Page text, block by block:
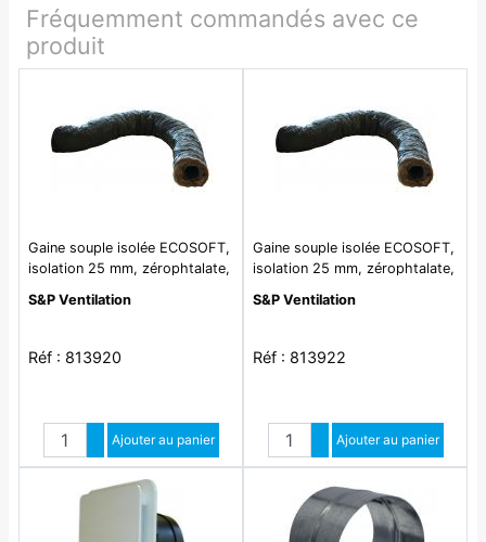
Fréquemment commandés avec ce
produit
Gaine souple isolée ECOSOFT,
isolation 25 mm, zérophtalate,
80 ECOSOFT
S&P Ventilation
Réf : 813920
Quantité
Augmenter quantité
Diminuer quantité
Ajouter au panier
Gaine souple isolée ECOSOFT,
isolation 25 mm, zérophtalate,
125 ECOSOFT
S&P Ventilation
Réf : 813922
Quantité
Augmenter quantité
Diminuer quantité
Ajouter au panier